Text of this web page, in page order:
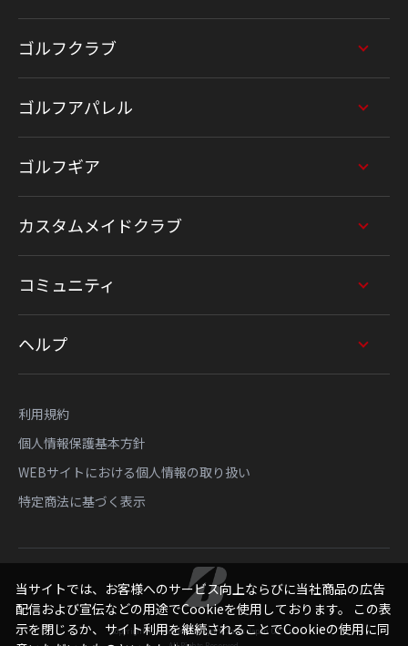
ゴルフクラブ
ゴルフアパレル
ゴルフギア
カスタムメイドクラブ
コミュニティ
ヘルプ
利用規約
個人情報保護基本方針
WEBサイトにおける個人情報の取り扱い
特定商法に基づく表示
Copyright © Bridgestone Sports Sales Japan Co., Ltd.
当サイトでは、お客様へのサービス向上ならびに当社商品の広告
配信および宣伝などの用途でCookieを使用しております。 この表
示を閉じるか、サイト利用を継続されることでCookieの使用に同